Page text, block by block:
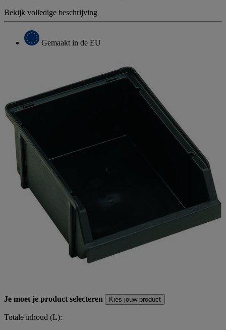
Bekijk volledige beschrijving
Gemaakt in de EU
Je moet je product selecteren Kies jouw product
Totale inhoud (L):